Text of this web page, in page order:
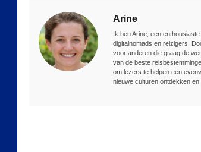
Arine
Ik ben Arine, een
digitalnomads en reizigers.
voor anderen die graag de
van de beste
om lezers te helpen een
nieuwe culturen ontdekken